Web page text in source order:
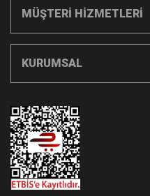
MÜŞTERİ HİZMETLERİ
KURUMSAL